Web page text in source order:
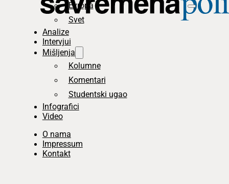
Evropa
Svet
Analize
Intervjui
Mišljenja
Kolumne
Komentari
Studentski ugao
Infografici
Video
O nama
Impressum
Kontakt